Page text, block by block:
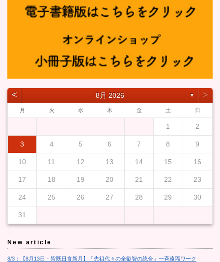
˂ 8月 2026 ▼ ˃
月 火 水 木 金 土 日
1 2
3 4 5 6 7 8 9
10 11 12 13 14 15 16
17 18 19 20 21 22 23
24 25 26 27 28 29 30
31
New article
8/3：【8月13日・皆既日食新月】「先祖代々の全叡智の統合」一斉遠隔ワーク